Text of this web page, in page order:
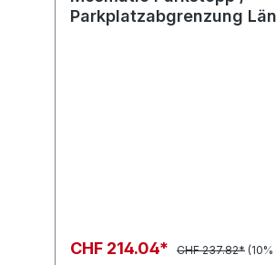
Parkplatzabgrenzung
CHF 214.04* CHF 237.82*